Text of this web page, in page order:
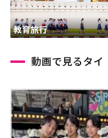
教育旅行
動画で見るタイ